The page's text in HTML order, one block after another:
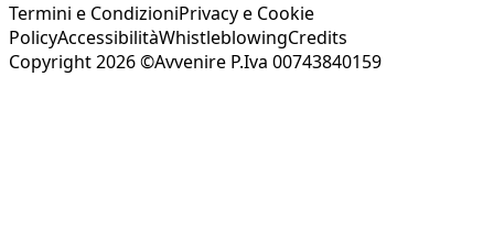
Termini e CondizioniPrivacy e Cookie
PolicyAccessibilitàWhistleblowingCredits
Copyright 2026 ©Avvenire P.Iva 00743840159